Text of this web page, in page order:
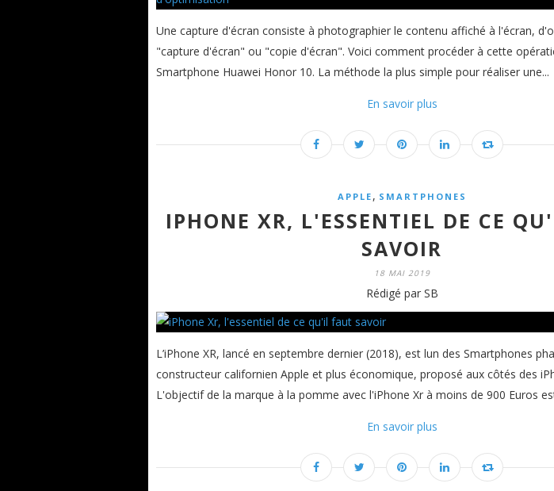
Une capture d'écran consiste à photographier le contenu affiché à l'écran,
"capture d'écran" ou "copie d'écran". Voici comment procéder à cette
Smartphone Huawei Honor 10. La méthode la plus simple pour réaliser une...
En savoir plus
APPLE , SMARTPHONES
IPHONE XR, L'ESSENTIEL DE CE
SAVOIR
18 MAI 2019
Rédigé par SB
L’iPhone XR, lancé en septembre dernier (2018), est lun des Smartphones
constructeur californien Apple et plus économique, proposé aux côtés des
L'objectif de la marque à la pomme avec l'iPhone Xr à moins de 900 Euros
En savoir plus